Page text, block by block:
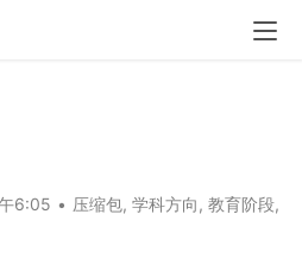
6:05 • 压缩包, 学科方向, 教育阶段,